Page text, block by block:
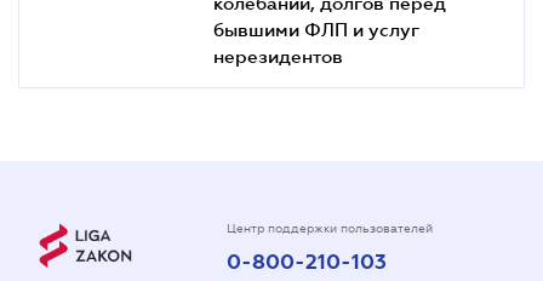
бывшими ФЛП и услуг
нерезидентов
Центр поддержки пользователей
0-800-210-103